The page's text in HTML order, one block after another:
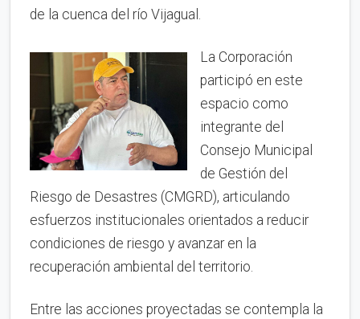
de la cuenca del río Vijagual.
La Corporación
participó en este
espacio como
integrante del
Consejo Municipal
de Gestión del
Riesgo de Desastres (CMGRD), articulando
esfuerzos institucionales orientados a reducir
condiciones de riesgo y avanzar en la
recuperación ambiental del territorio.
Entre las acciones proyectadas se contempla la